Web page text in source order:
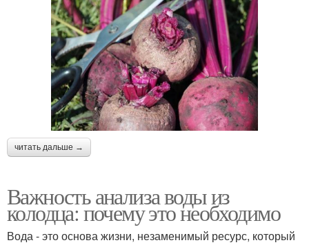
читать дальше →
Важность анализа воды из
колодца: почему это необходимо
Вода - это основа жизни, незаменимый ресурс, который